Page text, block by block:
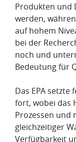
Produkten und
werden,
auf hohem
bei der
noch und
Bedeutung für
Das EPA
fort, wobei das
Prozessen und
gleichzeitiger
Verfügbarkeit